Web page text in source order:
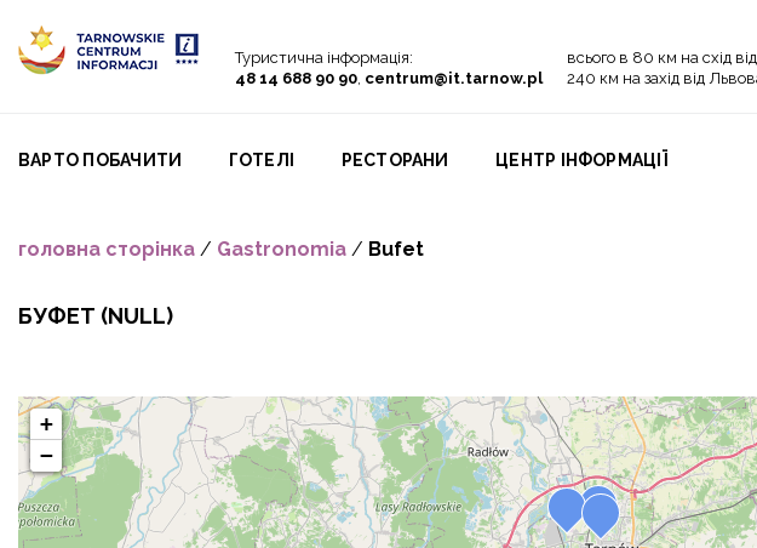
Туристична інформація:
48 14 688 90 90, centrum@it.tarnow.pl
всього в 80 км на схід
240 км на захід від
ВАРТО ПОБАЧИТИ ГОТЕЛІ PЕСТОРАНИ ЦЕНТР ІНФОРМАЦІЇ
головна сторінка / Gastronomia / Bufet
БУФЕТ (NULL)
+
−